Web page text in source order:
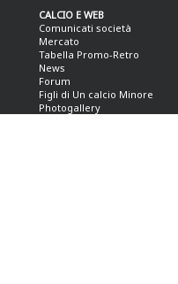
CALCIO E WEB
Comunicati società
Mercato
Tabella Promo-Retro
News
Forum
Figli di Un calcio Minore
Photogallery